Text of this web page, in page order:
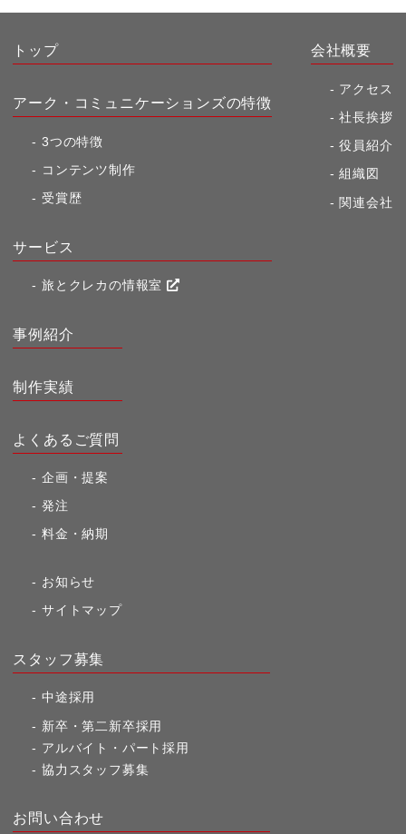
トップ
アーク・コミュニケーションズの特徴
3つの特徴
コンテンツ制作
受賞歴
サービス
旅とクレカの情報室
会社概要
アクセス
社長挨拶
役員紹介
組織図
関連会社
事例紹介
制作実績
よくあるご質問
企画・提案
発注
料金・納期
お知らせ
サイトマップ
スタッフ募集
中途採用
新卒・第二新卒採用
アルバイト・パート採用
協力スタッフ募集
お問い合わせ